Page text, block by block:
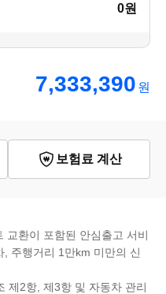
0원
7,333,390 원
보험료 계산
교환이 포함된 안심출고 서비
주행거리 1만km 미만의 신
제2항, 제3항 및 자동차 관리